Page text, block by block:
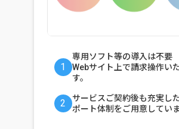
1
専用ソフト等の導入は不要
Webサイト上で請求操作い
す。
2
サービスご契約後も充実し
ポート体制をご用意していま